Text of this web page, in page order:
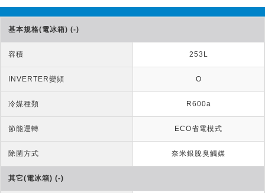
基本規格(電冰箱) (-)
容積 253L
INVERTER變頻 O
冷媒種類 R600a
節能運轉 ECO省電模式
除菌方式 奈米銀脫臭觸媒
其它(電冰箱) (-)